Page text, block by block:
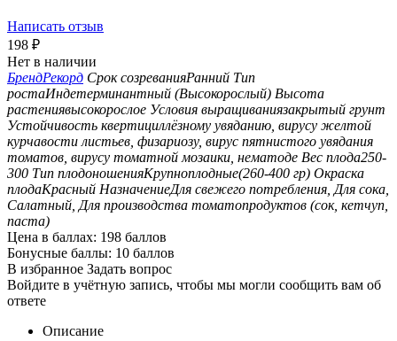
Написать отзыв
198 ₽
Нет в наличии
БрендРекорд Срок созреванияРанний Тип
ростаИндетерминантный (Высокорослый) Высота
растениявысокорослое Условия выращиваниязакрытый грунт
Устойчивость квертициллёзному увяданию, вирусу желтой
курчавости листьев, физариозу, вирус пятнистого увядания
томатов, вирусу томатной мозаики, нематоде Вес плода250-
300 Тип плодоношенияКрупноплодные(260-400 гр) Окраска
плодаКрасный НазначениеДля свежего потребления, Для сока,
Салатный, Для производства томатопродуктов (сок, кетчуп,
паста)
Цена в баллах: 198 баллов
Бонусные баллы: 10 баллов
В избранное Задать вопрос
Войдите в учётную запись, чтобы мы могли сообщить вам об
ответе
Описание